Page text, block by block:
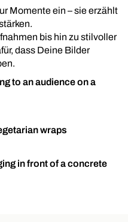
Momente ein – sie erzählt
bis hin zu stilvoller
dass Deine Bilder